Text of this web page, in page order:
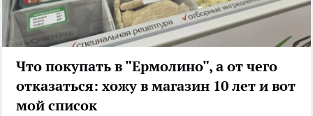
Что покупать в "Ермолино", а от чего
отказаться: хожу в магазин 10 лет и вот
мой список